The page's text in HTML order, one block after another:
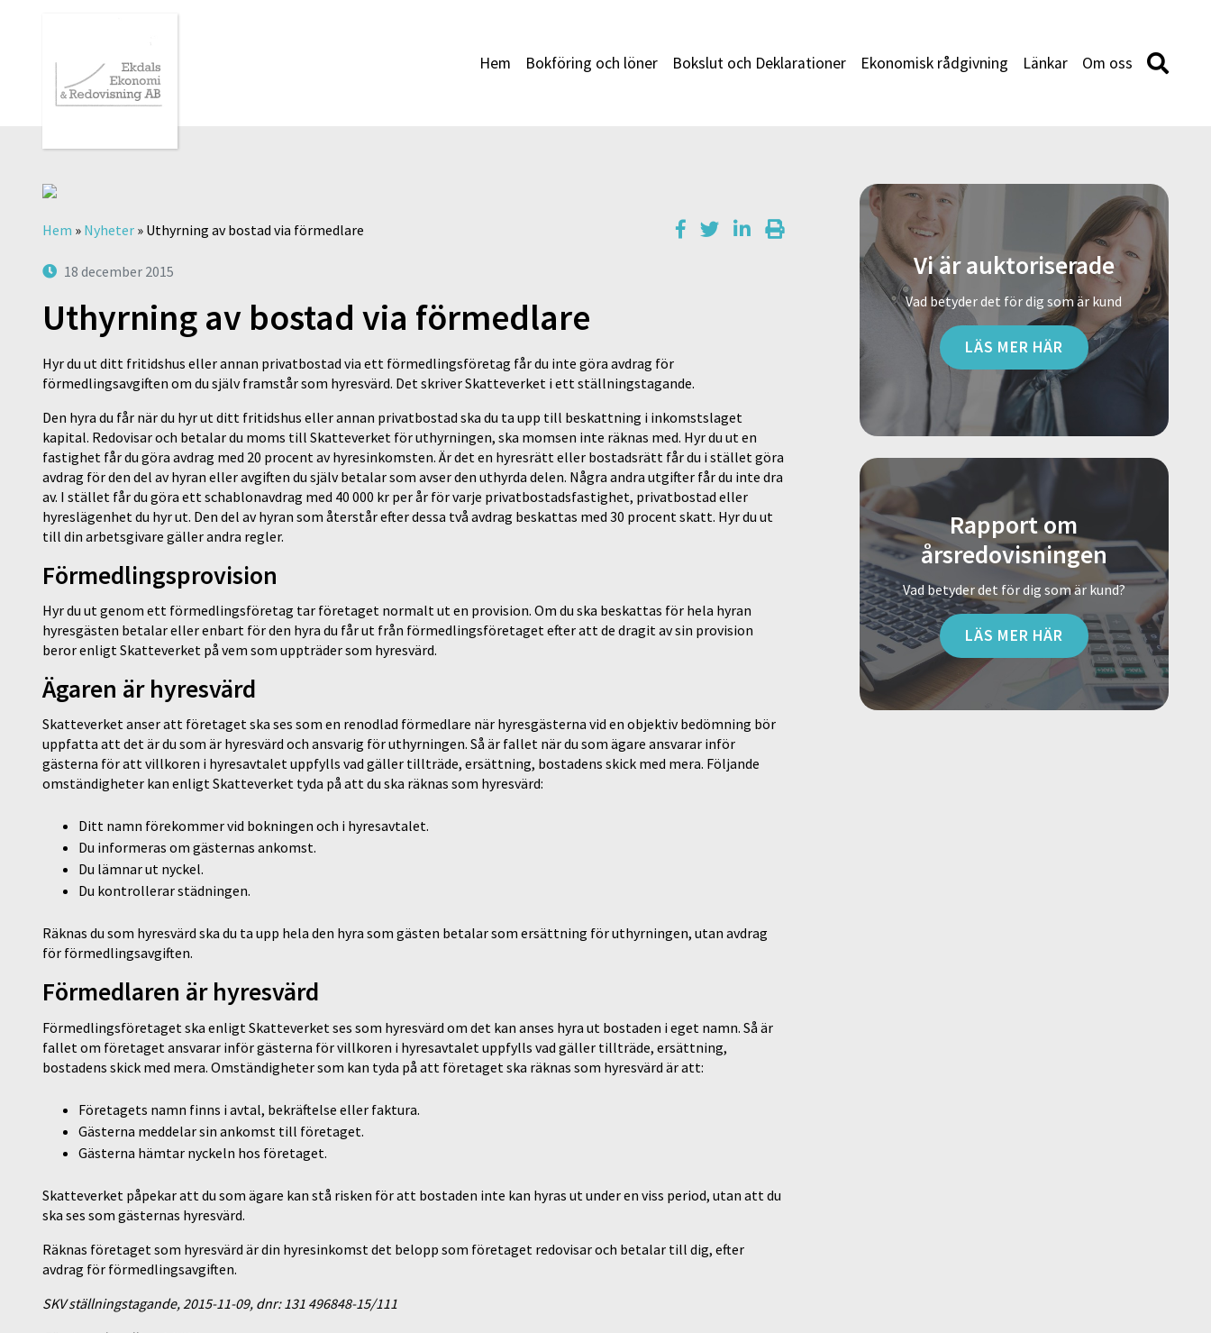
Hem Bokföring och löner Bokslut och Deklarationer Ekonomisk rådgivning Länkar Om oss
Hem » Nyheter » Uthyrning av bostad via förmedlare
18 december 2015
Uthyrning av bostad via förmedlare
Hyr du ut ditt fritidshus eller annan privatbostad via ett förmedlingsföretag får du inte göra avdrag för
förmedlingsavgiften om du själv framstår som hyresvärd. Det skriver Skatteverket i ett ställningstagande.
Den hyra du får när du hyr ut ditt fritidshus eller annan privatbostad ska du ta upp till beskattning i inkomstslaget
kapital. Redovisar och betalar du moms till Skatteverket för uthyrningen, ska momsen inte räknas med. Hyr du ut en
fastighet får du göra avdrag med 20 procent av hyresinkomsten. Är det en hyresrätt eller bostadsrätt får du i stället göra
avdrag för den del av hyran eller avgiften du själv betalar som avser den uthyrda delen. Några andra utgifter får du inte dra
av. I stället får du göra ett schablonavdrag med 40 000 kr per år för varje privatbostadsfastighet, privatbostad eller
hyreslägenhet du hyr ut. Den del av hyran som återstår efter dessa två avdrag beskattas med 30 procent skatt. Hyr du ut
till din arbetsgivare gäller andra regler.
Förmedlingsprovision
Hyr du ut genom ett förmedlingsföretag tar företaget normalt ut en provision. Om du ska beskattas för hela hyran
hyresgästen betalar eller enbart för den hyra du får ut från förmedlingsföretaget efter att de dragit av sin provision
beror enligt Skatteverket på vem som uppträder som hyresvärd.
Ägaren är hyresvärd
Skatteverket anser att företaget ska ses som en renodlad förmedlare när hyresgästerna vid en objektiv bedömning bör
uppfatta att det är du som är hyresvärd och ansvarig för uthyrningen. Så är fallet när du som ägare ansvarar inför
gästerna för att villkoren i hyresavtalet uppfylls vad gäller tillträde, ersättning, bostadens skick med mera. Följande
omständigheter kan enligt Skatteverket tyda på att du ska räknas som hyresvärd:
Ditt namn förekommer vid bokningen och i hyresavtalet.
Du informeras om gästernas ankomst.
Du lämnar ut nyckel.
Du kontrollerar städningen.
Räknas du som hyresvärd ska du ta upp hela den hyra som gästen betalar som ersättning för uthyrningen, utan avdrag
för förmedlingsavgiften.
Förmedlaren är hyresvärd
Förmedlingsföretaget ska enligt Skatteverket ses som hyresvärd om det kan anses hyra ut bostaden i eget namn. Så är
fallet om företaget ansvarar inför gästerna för villkoren i hyresavtalet uppfylls vad gäller tillträde, ersättning,
bostadens skick med mera. Omständigheter som kan tyda på att företaget ska räknas som hyresvärd är att:
Företagets namn finns i avtal, bekräftelse eller faktura.
Gästerna meddelar sin ankomst till företaget.
Gästerna hämtar nyckeln hos företaget.
Skatteverket påpekar att du som ägare kan stå risken för att bostaden inte kan hyras ut under en viss period, utan att du
ska ses som gästernas hyresvärd.
Räknas företaget som hyresvärd är din hyresinkomst det belopp som företaget redovisar och betalar till dig, efter
avdrag för förmedlingsavgiften.
SKV ställningstagande, 2015-11-09, dnr: 131 496848-15/111
Vi är auktoriserade
Vad betyder det för dig som är kund
LÄS MER HÄR
Rapport om
årsredovisningen
Vad betyder det för dig som är kund?
LÄS MER HÄR